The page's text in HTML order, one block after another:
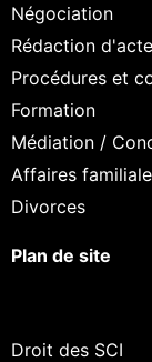
Négociation
Rédaction
Procédures et
Formation
Médiation /
Affaires
Divorces
Plan de site
Droit des SCI
nous...